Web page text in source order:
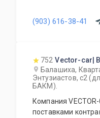
(903) 616-38-41
752 Vector-car|
Балашиха,
Энтузиастов, с2
БАКМ).
Компания
поставками